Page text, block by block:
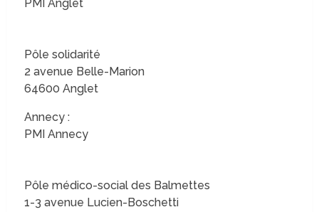
PMI Anglet
Pôle solidarité
2 avenue Belle-Marion
64600 Anglet
Annecy :
PMI Annecy
Pôle médico-social des Balmettes
1-3 avenue Lucien-Boschetti